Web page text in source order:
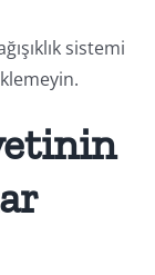
sistemi